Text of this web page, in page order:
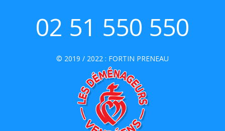
02 51 550 550
© 2019 / 2022 : FORTIN PRENEAU